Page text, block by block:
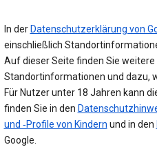
In der Datenschutzerklärung von
einschließlich
Auf dieser Seite finden Sie
Standortinformationen und dazu,
Für Nutzer unter 18 Jahren kann
finden Sie in den
und ‑Profile von Kindern und in den
Google.